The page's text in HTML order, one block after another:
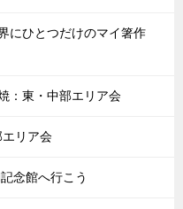
にひとつだけのマイ箸作
：東・中部エリア会
リア会
念館へ行こう